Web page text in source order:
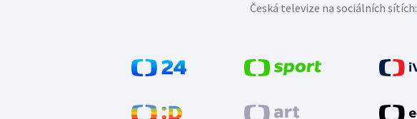
Česká televize na sociálních sítích: